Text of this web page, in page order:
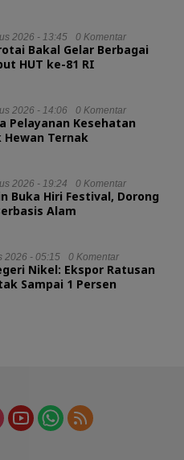
2026 - 13:45 0 Komentar
Bakal Gelar Berbagai
HUT ke-81 RI
2026 - 14:06 0 Komentar
Pelayanan Kesehatan
Ternak
2026 - 19:24 0 Komentar
Buka Hiri Festival, Dorong
Alam
2026 - 05:15 0 Komentar
Nikel: Ekspor Ratusan
Sampai 1 Persen